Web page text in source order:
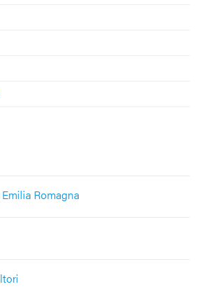
Romagna